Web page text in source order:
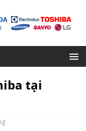
tại